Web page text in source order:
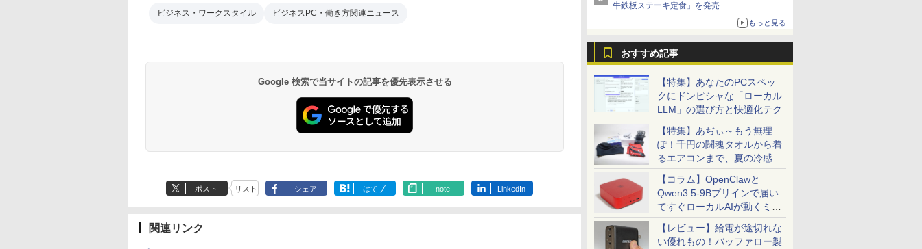
牛鉄板ステーキ定食」を発売
もっと見る
おすすめ記事
【特集】あなたのPCスペッ
クにドンピシャな「ローカル
LLM」の選び方と快適化テク
【特集】あぢぃ～もう無理
ぽ！千円の闘魂タオルから着
るエアコンまで、夏の冷感グ
ッズ一挙紹介
【コラム】OpenClawと
Qwen3.5-9Bプリインで届い
てすぐローカルAIが動くミニ
PC「SER9 Pro」
【レビュー】給電が途切れな
い優れもの！バッファロー製
ビジネス・ワークスタイル ビジネスPC・働き方関連ニュース
Google 検索で当サイトの記事を優先表示させる
ポスト リスト シェア はてブ note LinkedIn
関連リンク